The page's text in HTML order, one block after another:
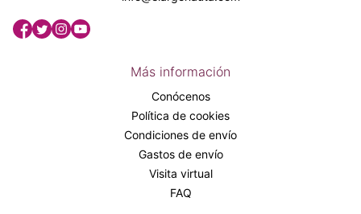
Más información
Conócenos
Política de cookies
Condiciones de envío
Gastos de envío
Visita virtual
FAQ